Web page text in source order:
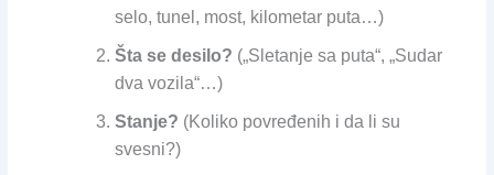
selo, tunel, most, kilometar puta…)
Šta se desilo? („Sletanje sa puta“, „Sudar
dva vozila“…)
Stanje? (Koliko povređenih i da li su
svesni?)